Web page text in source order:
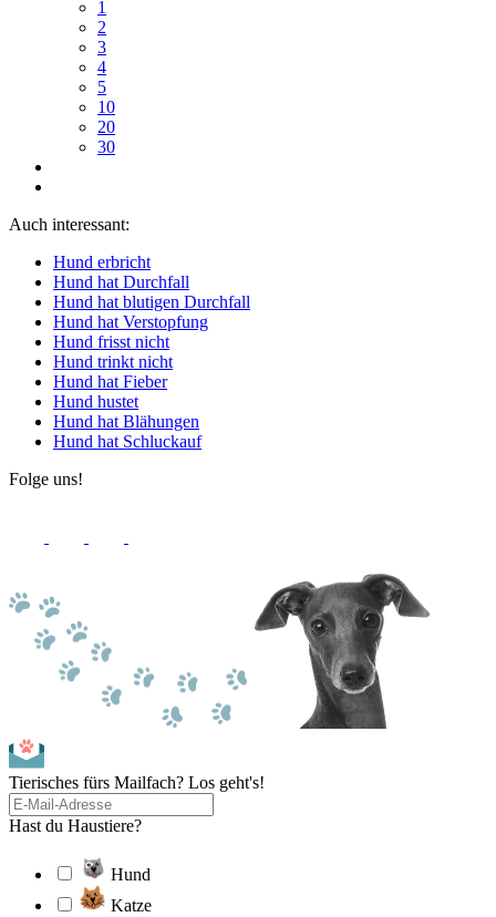
1
2
3
4
5
10
20
30
Auch interessant:
Hund erbricht
Hund hat Durchfall
Hund hat blutigen Durchfall
Hund hat Verstopfung
Hund frisst nicht
Hund trinkt nicht
Hund hat Fieber
Hund hustet
Hund hat Blähungen
Hund hat Schluckauf
Folge uns!
Tierisches fürs Mailfach? Los geht's!
Hast du Haustiere?
Hund
Katze